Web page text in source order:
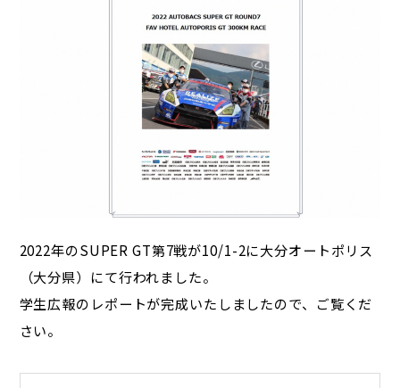
2022年のSUPER GT第7戦が10/1-2に大分オートポリス
（大分県）にて行われました。
学生広報のレポートが完成いたしましたので、ご覧くだ
さい。